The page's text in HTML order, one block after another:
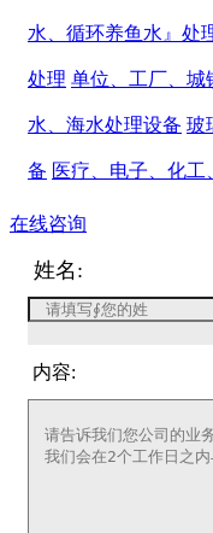
水、循环养鱼水』处
处理 单位、工厂、城
水、海水处理设备 玻
备 医疗、电子、化
在线咨询
姓名:
内容: